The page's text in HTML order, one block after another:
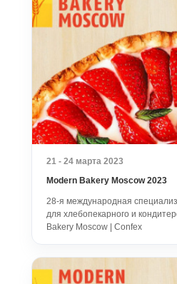
21 - 24 марта 2023
Modern Bakery Moscow 2023
28-я международная
для хлебопекарного и
Bakery Moscow | Confex